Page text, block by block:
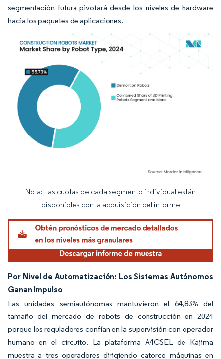
segmentación futura pivotará desde los niveles de hardware
hacia los paquetes de aplicaciones.
Imagen © Mordor Intelligence. El uso requiere atribución según CC BY 4.0.
Nota: Las cuotas de cada segmento individual están
disponibles con la adquisición del informe
Por Nivel de Automatización: Los Sistemas Autónomos
Ganan Impulso
Las unidades semiautónomas mantuvieron el 64,83% del
tamaño del mercado de robots de construcción en 2024
porque los reguladores confían en la supervisión con operador
humano en el circuito. La plataforma A4CSEL de Kajima
muestra a tres operadores dirigiendo catorce máquinas en